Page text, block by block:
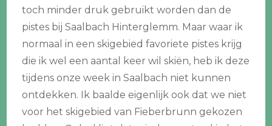
toch minder druk gebruikt worden dan de
pistes bij Saalbach Hinterglemm. Maar waar ik
normaal in een skigebied favoriete pistes krijg
die ik wel een aantal keer wil skiën, heb ik deze
tijdens onze week in Saalbach niet kunnen
ontdekken. Ik baalde eigenlijk ook dat we niet
voor het skigebied van Fieberbrunn gekozen